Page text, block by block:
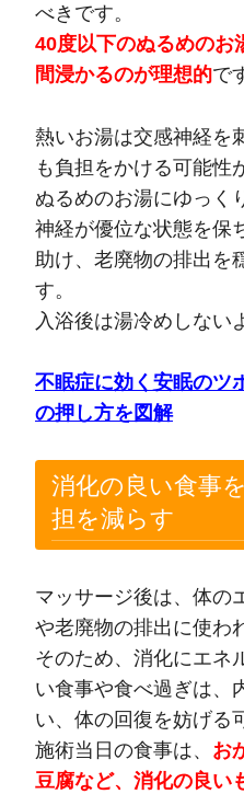
べきです。
40度以下のぬるめのお
間浸かるのが理想的で
熱いお湯は交感神経を
も負担をかける可能性
ぬるめのお湯にゆっく
神経が優位な状態を保
助け、老廃物の排出を
す。
入浴後は湯冷めしない
不眠症に効く安眠のツ
の押し方を図解
消化の良い食事
担を減らす
マッサージ後は、体の
や老廃物の排出に使わ
そのため、消化にエネ
い食事や食べ過ぎは、
い、体の回復を妨げる
施術当日の食事は、 お
豆腐など、消化の良い